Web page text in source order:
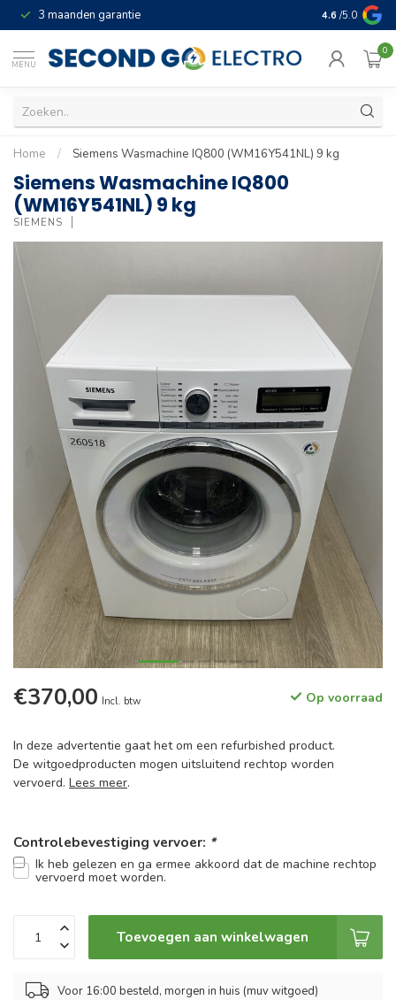
3 maanden garantie Geld terug
4.6 /5.0
MENU
0
Home / Siemens Wasmachine IQ800 (WM16Y541NL) 9 kg
Siemens Wasmachine IQ800
(WM16Y541NL) 9 kg
SIEMENS
€370,00 Incl. btw Op voorraad
In deze advertentie gaat het om een refurbished product.
De witgoedproducten mogen uitsluitend rechtop worden
vervoerd. Lees meer.
Controlebevestiging vervoer: *
Ik heb gelezen en ga ermee akkoord dat de machine rechtop
vervoerd moet worden.
Toevoegen aan winkelwagen
Voor 16:00 besteld, morgen in huis (muv witgoed)